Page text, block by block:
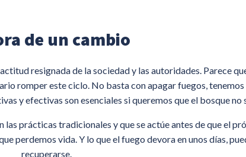
de un cambio
resignada de la sociedad y las autoridades. Parece
romper este ciclo. No basta con apagar fuegos,
y efectivas son esenciales si queremos que el bosque no
las prácticas tradicionales y que se actúe antes de que el
perdemos vida. Y lo que el fuego devora en unos días,
recuperarse.